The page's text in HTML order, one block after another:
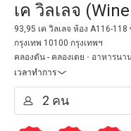
เค วิลเลจ
Bistro @ K
93,95 เค วิลเลจ ห้อง A116-
กรุงเทพ 10100 กรุงเทพฯ
คลองตัน - คลองเตย
อาหารนา
เวลาทำการ